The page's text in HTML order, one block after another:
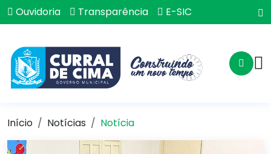
Ouvidoria Transparência E-SIC
Início Notícias Notícia